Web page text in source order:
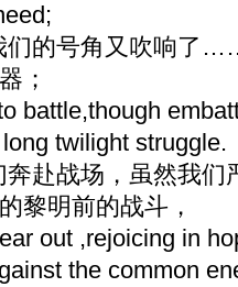
们的号角又吹响了
；
battle,though
twilight struggle.
赴战场，虽然我们
黎明前的战斗，
out ,rejoicing in
the common